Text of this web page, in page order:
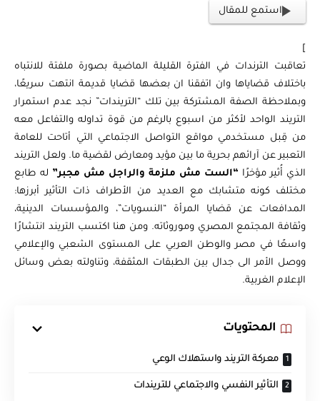
استمع للمقال
تعاقبت الترندات في الفترة القليلة الماضية بصورة ملفتة للانتباه
باختلاف قضاياها وان اتفقنا ان بعضها قضايا قديمة انتهت سريعًا،
وبملاحظة الصفة المشتركة بين تلك “التريندات” نجد عدم استمرار
التريند الواحد لأكثر من اسبوع بالرغم من قوة تداوله والتفاعل معه
من قِبل مستخدمي مواقع التواصل الاجتماعي التي أتاحت للعامة
التعبير عن آرائهم بحرية ما بين مؤيد ومعارض لقضية ما. ولعل التريند
الذي أُثير مؤخرًا “الست مش ملزمة والراجل مش مجبر”له طابع
مختلف كونه متشابك مع العديد من الأطراف ذات التأثير أبرزها:
المدافعات عن قضايا المرأة “النسويات”، والمؤسسات الدينية،
وثقافة المجتمع المصري وموروثاته. ومن هنا اكتسب التريند انتشارًا
واسعًا في مصر والوطن العربي على المستوى الشعبي والإعلامي
ووصل الأمر الى جدال بين الطبقات المثقفة، وتناولته بعض وسائل
الإعلام الغربية.
المحتويات
معركة التريند واستهلاك الوعي
التأثير النفسي والاجتماعي للتريندات